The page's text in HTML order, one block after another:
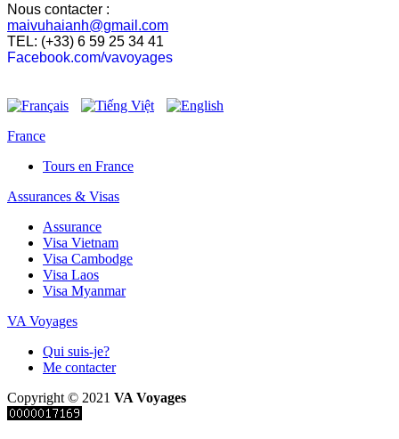
Nous contacter :
maivuhaianh@gmail.com
TEL: (+33) 6 59 25 34 41
Facebook.com/vavoyages
France
Tours en France
Assurances & Visas
Assurance
Visa Vietnam
Visa Cambodge
Visa Laos
Visa Myanmar
VA Voyages
Qui suis-je?
Me contacter
Copyright © 2021 VA Voyages